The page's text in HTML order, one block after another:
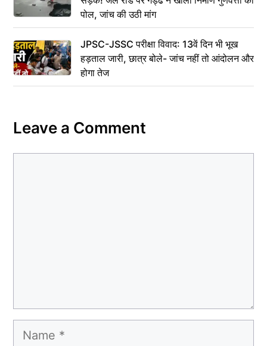
पोल, जांच की उठी मांग
JPSC-JSSC परीक्षा विवाद: 13वें दिन भी भूख
हड़ताल जारी, छात्र बोले- जांच नहीं तो आंदोलन और
होगा तेज
Leave a Comment
Name